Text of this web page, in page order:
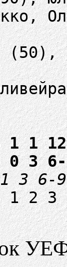
1 1
0 3
3 6-